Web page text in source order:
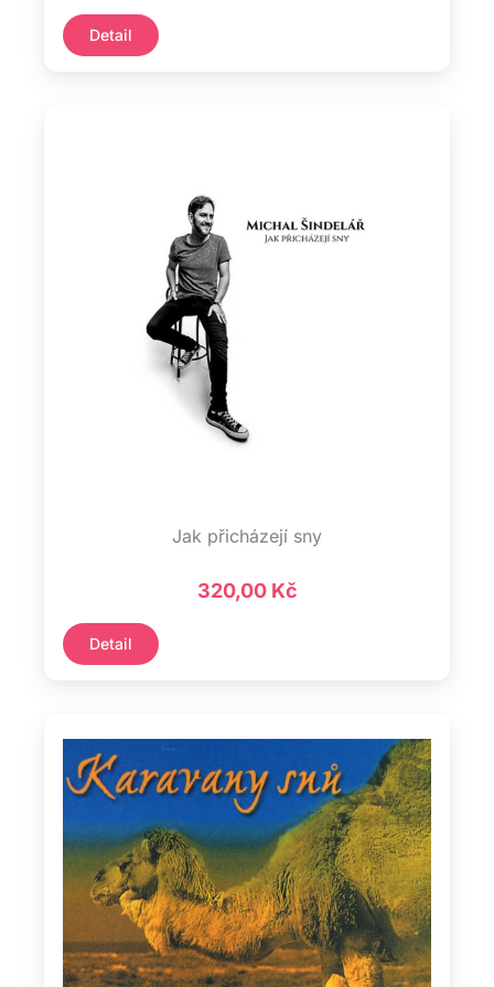
Detail
Jak přicházejí sny
320,00 Kč
Detail